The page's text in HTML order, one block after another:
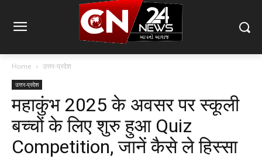
Home उत्तर-प्रदेश
उत्तर-प्रदेश
महाकुंभ 2025 के अवसर पर स्कूली
बच्चों के लिए शुरु हुआ Quiz
Competition, जानें कैसे ले हिस्सा